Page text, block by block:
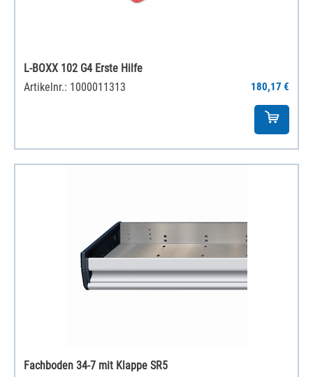
L-BOXX 102 G4 Erste Hilfe
Artikelnr.: 1000011313
180,17 €
Fachboden 34-7 mit Klappe SR5